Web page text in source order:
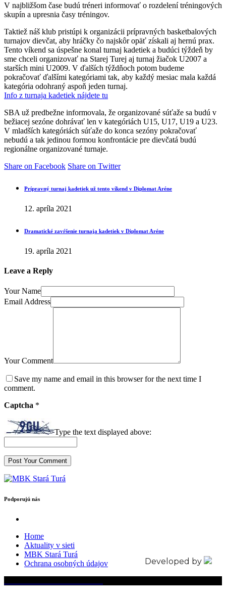
V najbližšom čase budú tréneri informovať o rozdelení tréningových
skupín a upresnia časy tréningov.
Taktiež náš klub pristúpi k organizácii prípravných basketbalových
turnajov dievčat, aby hráčky čo najskôr opäť získali aj hernú prax.
Tento víkend sa úspešne konal turnaj kadetiek a budúci týždeň by
sme chceli organizovať na Starej Turej aj turnaj žiačok U2007 a
starších mini U2009. V ďalších týždňoch potom budeme
pokračovať ďalšími kategóriami tak, aby každý mesiac mala každá
kategória odohraný aspoň jeden turnaj.
Info z turnaja kadetiek nájdete tu
SBA už predbežne informovala, že organizované súťaže sa budú v
bežiacej sezóne dohrávať len v kategóriách U15, U17, U19 a U23.
V mladších kategóriách súťaže do konca sezóny pokračovať
nebudú a tak jedinou formou konfrontácie pre dievčatá budú
regionálne organizované turnaje.
Share on Facebook Share on Twitter
Prípravný turnaj kadetiek už tento víkend v Diplomat Aréne
12. apríla 2021
Dramatické zavŕšenie turnaja kadetiek v Diplomat Aréne
19. apríla 2021
Leave a Reply
Your Name
Email Address
Your Comment
Save my name and email in this browser for the next time I
comment.
Captcha *
Type the text displayed above:
Podporujú nás
Home
Aktuality v sieti
MBK Stará Turá
Ochrana osobných údajov
Developed by